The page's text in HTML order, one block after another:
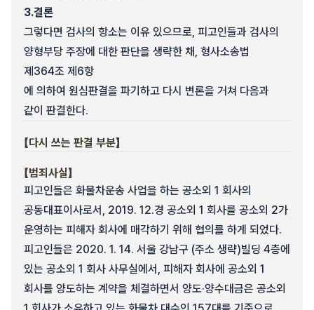
3.결론
그렇다면 검사의 항소는 이유 있으므로, 피고인들과 검사의
양형부당 주장에 대한 판단을 생략한 채, 형사소송법
제364조 제6항
에 의하여 원심판결을 파기하고 다시 변론을 거쳐 다음과
같이 판결한다.
【다시 쓰는 판결 부분】
【범죄사실】
피고인들은 화물차운송 사업을 하는 공소외 1 회사의
공동대표이사로서, 2019. 12.경 공소외 1 회사를 공소외 2가
운영하는 피해자 회사에 매각하기 위해 협의를 하게 되었다.
피고인들은 2020. 1. 14. 서울 강남구 (주소 생략)빌딩 4층에
있는 공소외 1 회사 사무실에서, 피해자 회사에 공소외 1
회사를 양도하는 계약을 체결하면서 양도·양수대금은 공소외